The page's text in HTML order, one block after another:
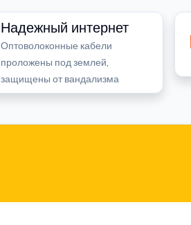
Надежный интернет
Оптоволоконные кабели
проложены под землей,
защищены от вандализма